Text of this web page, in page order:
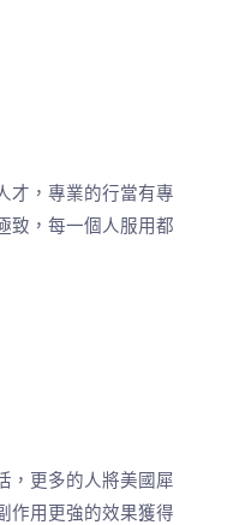
才，專業的行當有專
致，每一個人服用都
，更多的人將美國犀
作用更強的效果獲得